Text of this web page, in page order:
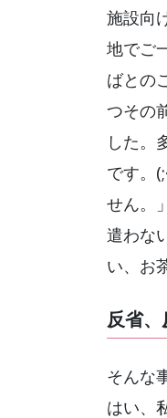
施設向
地でご
ばとの
つその
した。
です。
せん。
遣わな
い、お
反省、
そんな
はい、